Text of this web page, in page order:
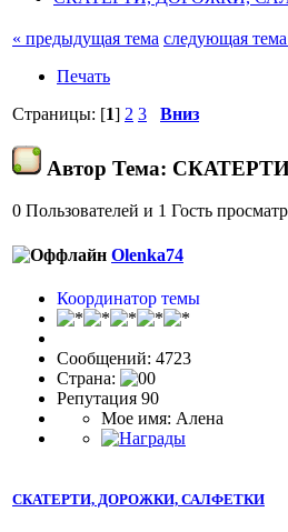
« предыдущая тема следующая
Печать
Страницы: [1] 2 3 Вниз
Автор Тема:
0 Пользователей и 1 Гость
Olenka74
Координатор темы
Сообщений: 4723
Страна:
Репутация 90
Мое имя: Алена
СКАТЕРТИ, ДОРОЖКИ, САЛФЕТКИ